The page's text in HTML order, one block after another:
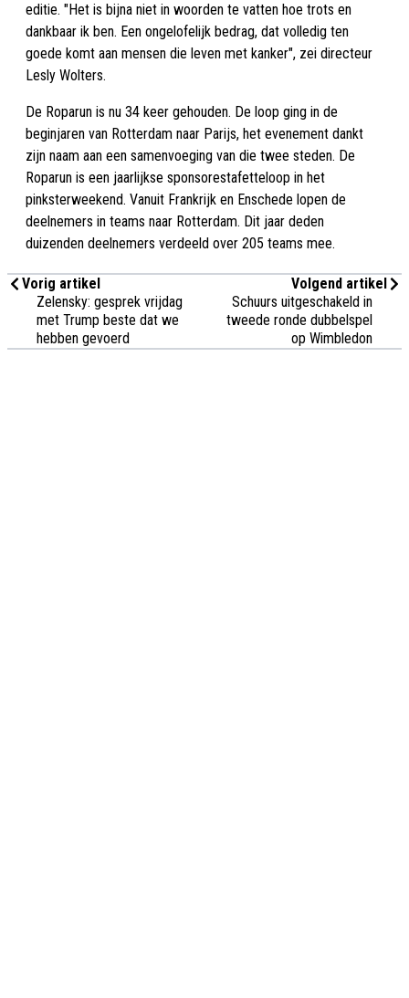
editie. "Het is bijna niet in woorden te vatten hoe trots en
dankbaar ik ben. Een ongelofelijk bedrag, dat volledig ten
goede komt aan mensen die leven met kanker", zei directeur
Lesly Wolters.
De Roparun is nu 34 keer gehouden. De loop ging in de
beginjaren van Rotterdam naar Parijs, het evenement dankt
zijn naam aan een samenvoeging van die twee steden. De
Roparun is een jaarlijkse sponsorestafetteloop in het
pinksterweekend. Vanuit Frankrijk en Enschede lopen de
deelnemers in teams naar Rotterdam. Dit jaar deden
duizenden deelnemers verdeeld over 205 teams mee.
Vorig artikel
Zelensky: gesprek vrijdag
met Trump beste dat we
hebben gevoerd
Volgend artikel
Schuurs uitgeschakeld in
tweede ronde dubbelspel
op Wimbledon